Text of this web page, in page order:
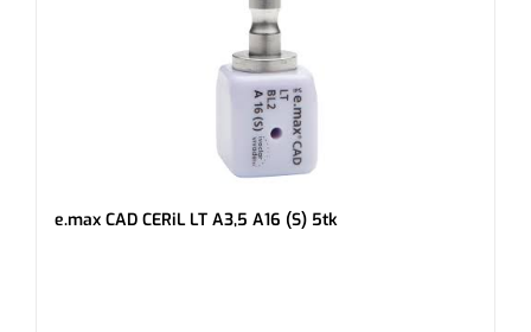
e.max CAD CERiL LT A3,5 A16 (S) 5tk